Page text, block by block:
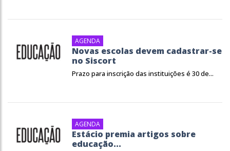
AGENDA
Novas escolas devem cadastrar-se
no Siscort
Prazo para inscrição das instituições é 30 de...
AGENDA
Estácio premia artigos sobre
educação...